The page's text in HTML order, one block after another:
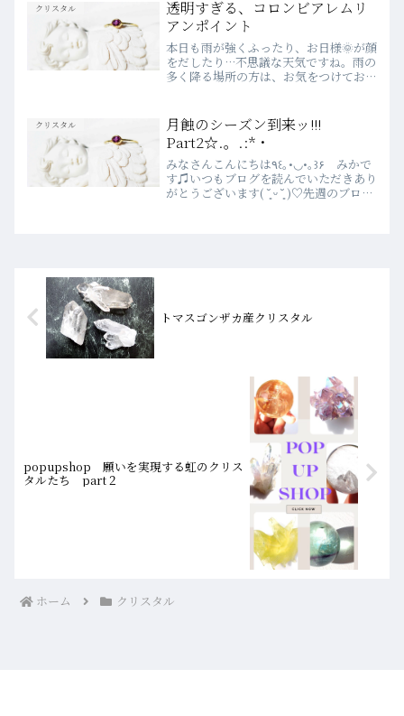
クリスタル
透明すぎる、コロンビアレムリ
アンポイント
本日も雨が強くふったり、お日様🌞が顔
をだしたり…不思議な天気ですね。雨の
多く降る場所の方は、お気をつけてお過
ちのうち、ブログやインスタにあげてい
る多くの子が、お客様の元...
クリスタル
月蝕のシーズン到来ッ!!!
Part2☆.。.:*・
みなさんこんにちは٩꒰｡•◡•｡꒱۶ みかで
す♫いつもブログを読んでいただきあり
がとうございます( ˘͈ ᵕ ˘͈ )♡先週のブログ
トマスゴンザカ産クリスタル
popupshop 願いを実現する虹のクリス
タルたち part２
ホーム クリスタル